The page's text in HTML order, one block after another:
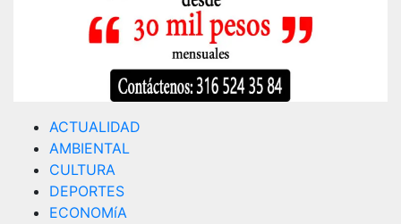
ACTUALIDAD
AMBIENTAL
CULTURA
DEPORTES
ECONOMíA